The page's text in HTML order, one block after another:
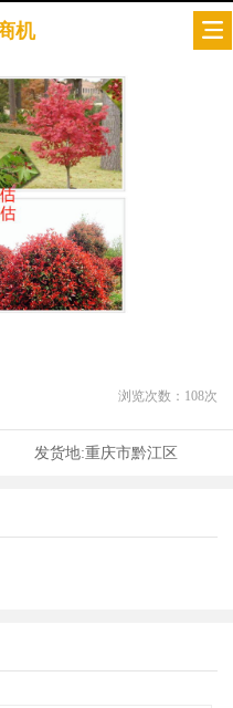
机
浏览次数： 108次
发货地:重庆市黔江区